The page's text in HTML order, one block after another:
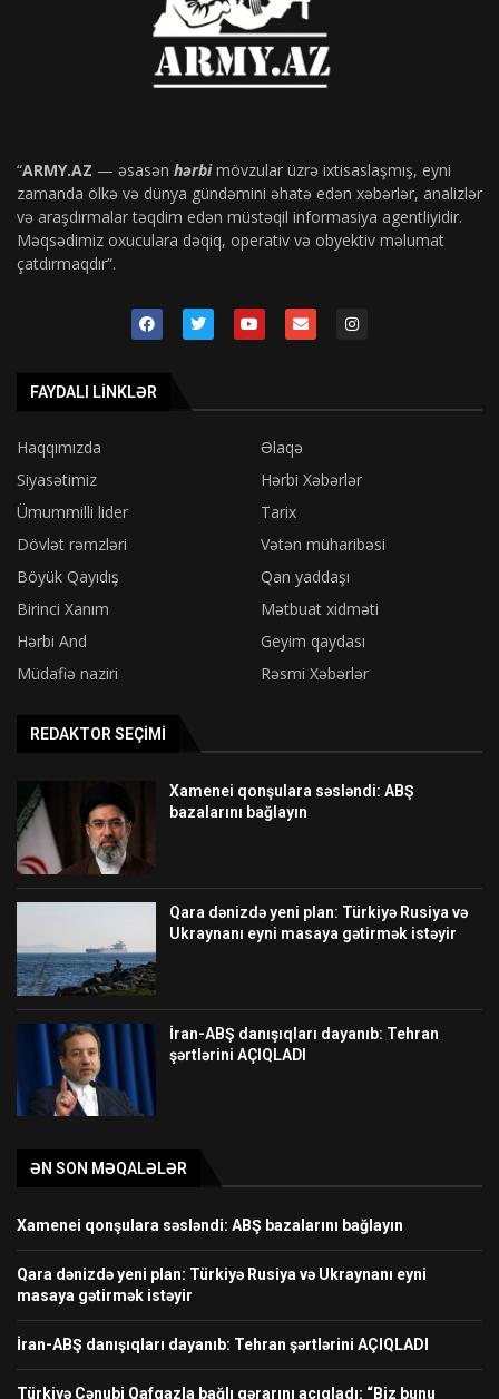
“ARMY.AZ — əsasən hərbimövzular üzrə ixtisaslaşmış, eyni
zamanda ölkə və dünya gündəmini əhatə edən xəbərlər, analizlər
və araşdırmalar təqdim edən müstəqil informasiya agentliyidir.
Məqsədimiz oxuculara dəqiq, operativ və obyektiv məlumat
çatdırmaqdır”.
FAYDALI LINKLƏR
Haqqımızda
Əlaqə
Siyasətimiz
Hərbi Xəbərlər
Ümummilli lider
Tarix
Dövlət rəmzləri
Vətən müharibəsi
Böyük Qayıdış
Qan yaddaşı
Birinci Xanım
Mətbuat xidməti
Hərbi And
Geyim qaydası
Müdafiə naziri
Rəsmi Xəbərlər
REDAKTOR SEÇIMI
Xamenei qonşulara səsləndi: ABŞ
bazalarını bağlayın
Qara dənizdə yeni plan: Türkiyə Rusiya və
Ukraynanı eyni masaya gətirmək istəyir
İran-ABŞ danışıqları dayanıb: Tehran
şərtlərini AÇIQLADI
ƏN SON MƏQALƏLƏR
Xamenei qonşulara səsləndi: ABŞ bazalarını bağlayın
Qara dənizdə yeni plan: Türkiyə Rusiya və Ukraynanı eyni
masaya gətirmək istəyir
İran-ABŞ danışıqları dayanıb: Tehran şərtlərini AÇIQLADI
Türkiyə Cənubi Qafqazla bağlı qərarını açıqladı: “Biz bunu